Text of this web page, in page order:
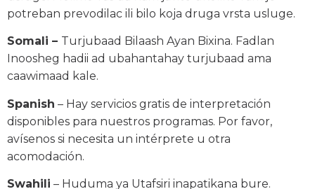
potreban prevodilac ili bilo koja druga vrsta usluge.
Somali – Turjubaad Bilaash Ayan Bixina. Fadlan
Inoosheg hadii ad ubahantahay turjubaad ama
caawimaad kale.
Spanish – Hay servicios gratis de interpretación
disponibles para nuestros programas. Por favor,
avísenos si necesita un intérprete u otra
acomodación.
Swahili – Huduma ya Utafsiri inapatikana bure.